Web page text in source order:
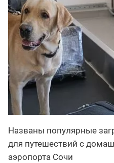
Названы популярные
для путешествий с
аэропорта Сочи